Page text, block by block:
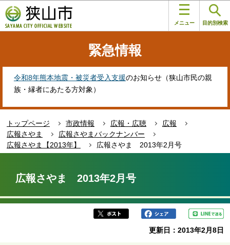
の
ペ
す
メニュー 目的別検索
緊急情報
令和8年熊本地震・被災者受入支援のお知らせ（狭山市民の親
族・縁者にあたる方対象）
トップページ 市政情報 広報・広聴
広報
広報さやま
広報さやまバックナンバー
広報さやま【2013年】
広報さやま 2013年2月号
か
広報さやま 2013年2月号
更新日：2013年2月8日